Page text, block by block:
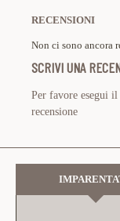
RECENSIONI
Non ci sono ancora
SCRIVI UNA
Per favore esegui il
recensione